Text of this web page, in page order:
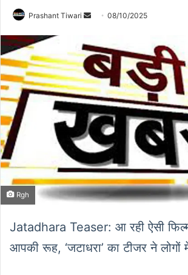
Prashant Tiwari
Send
email
08/10/2025
Rgh
Jatadhara Teaser: आ रही ऐसी
आपकी रूह, ‘जटाधरा’ का टीजर ने लोगों